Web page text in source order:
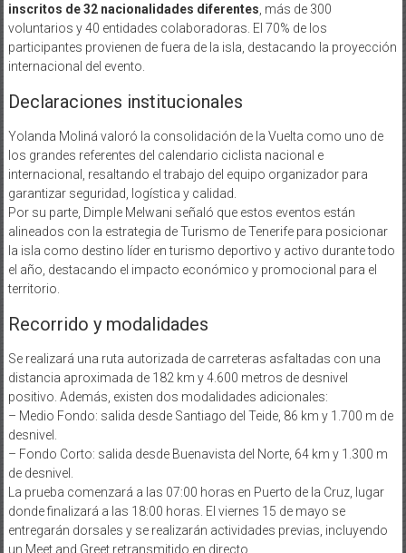
inscritos de 32 nacionalidades diferentes , más de 300
voluntarios y 40 entidades colaboradoras. El 70% de los
participantes provienen de fuera de la isla, destacando la proyección
internacional del evento.
Declaraciones institucionales
Yolanda Moliná valoró la consolidación de la Vuelta como uno de
los grandes referentes del calendario ciclista nacional e
internacional, resaltando el trabajo del equipo organizador para
garantizar seguridad, logística y calidad.
Por su parte, Dimple Melwani señaló que estos eventos están
alineados con la estrategia de Turismo de Tenerife para posicionar
la isla como destino líder en turismo deportivo y activo durante todo
el año, destacando el impacto económico y promocional para el
territorio.
Recorrido y modalidades
Se realizará una ruta autorizada de carreteras asfaltadas con una
distancia aproximada de 182 km y 4.600 metros de desnivel
positivo. Además, existen dos modalidades adicionales:
– Medio Fondo: salida desde Santiago del Teide, 86 km y 1.700 m de
desnivel.
– Fondo Corto: salida desde Buenavista del Norte, 64 km y 1.300 m
de desnivel.
La prueba comenzará a las 07:00 horas en Puerto de la Cruz, lugar
donde finalizará a las 18:00 horas. El viernes 15 de mayo se
entregarán dorsales y se realizarán actividades previas, incluyendo
un Meet and Greet retransmitido en directo.